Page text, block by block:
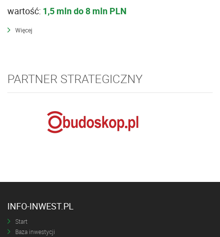
wartość: 1,5 mln do 8 mln PLN
Więcej
PARTNER STRATEGICZNY
INFO-INWEST.PL
Start
Baza inwestycji